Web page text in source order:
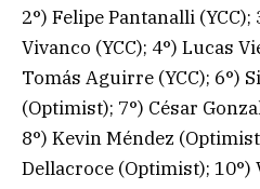
2°) Felipe Pantanalli
Vivanco (YCC); 4°) Lucas
Tomás Aguirre (YCC); 6°)
(Optimist); 7°) César
8°) Kevin Méndez
Dellacroce (Optimist); 10°)